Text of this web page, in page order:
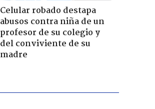
Celular robado destapa
abusos contra niña de un
profesor de su colegio y
del conviviente de su
madre